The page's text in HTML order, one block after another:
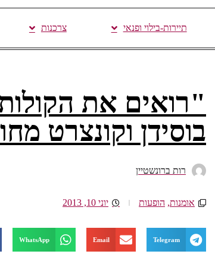
תיירות-בילוי ופנאי צרכנות
"רואים את
בוסידן וקונצרט
רות ברונשטיין
אומנות, הופעות יוני 10, 2013
Telegram
Email
WhatsApp